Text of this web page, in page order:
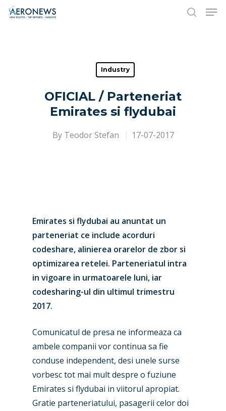
Hit enter to search or ESC to close
Industry
OFICIAL / Parteneriat
Emirates si flydubai
By Teodor Stefan 17-07-2017
Emirates si flydubai au anuntat un
parteneriat ce include acorduri
codeshare, alinierea orarelor de zbor si
optimizarea retelei. Parteneriatul intra
in vigoare in urmatoarele luni, iar
codesharing-ul din ultimul trimestru
2017.
Comunicatul de presa ne informeaza ca
ambele companii vor continua sa fie
conduse independent, desi unele surse
vorbesc tot mai mult despre o fuziune
Emirates si flydubai in viitorul apropiat.
Gratie parteneriatului, pasagerii celor doi